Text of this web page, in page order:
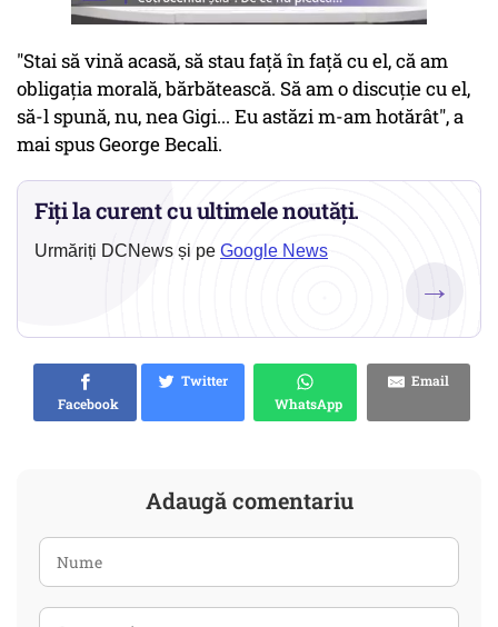
"Stai să vină acasă, să stau față în față cu el, că am
obligația morală, bărbătească. Să am o discuție cu el,
să-l spună,nu, nea Gigi... Eu astăzi m-am hotărât", a
mai spus George Becali.
Fiți la curent cu ultimele noutăți.
Urmăriți DCNews și pe Google News
→
Facebook
Twitter
WhatsApp
Email
Adaugă comentariu